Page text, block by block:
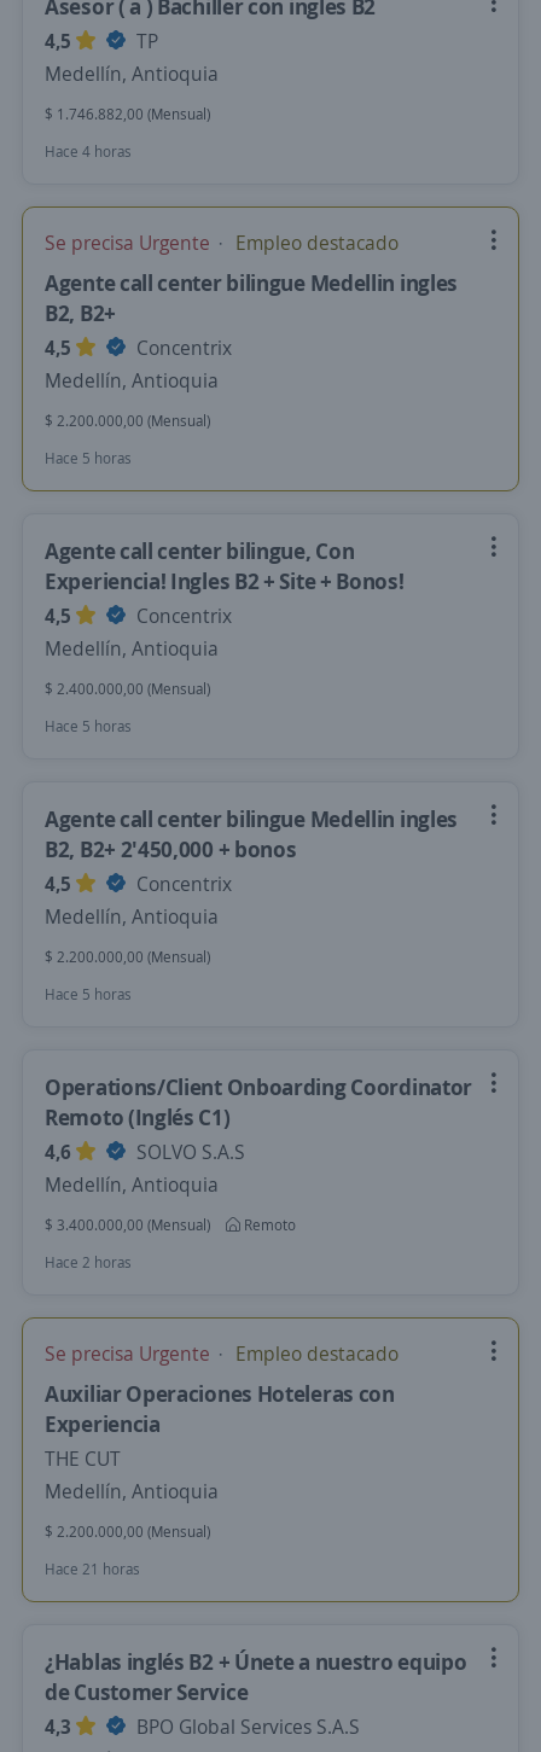
Asesor ( a ) Bachiller con ingles B2
4,5
TP
Medellín, Antioquia
$ 1.746.882,00 (Mensual)
Hace 4 horas
Se precisa Urgente Empleo destacado
Agente call center bilingue Medellin ingles
B2, B2+
4,5
Concentrix
Medellín, Antioquia
$ 2.200.000,00 (Mensual)
Hace 5 horas
Agente call center bilingue, Con
Experiencia! Ingles B2 + Site + Bonos!
4,5
Concentrix
Medellín, Antioquia
$ 2.400.000,00 (Mensual)
Hace 5 horas
Agente call center bilingue Medellin ingles
B2, B2+ 2'450,000 + bonos
4,5
Concentrix
Medellín, Antioquia
$ 2.200.000,00 (Mensual)
Hace 5 horas
Operations/Client Onboarding Coordinator
Remoto (Inglés C1)
4,6
SOLVO S.A.S
Medellín, Antioquia
$ 3.400.000,00 (Mensual)
Remoto
Hace 2 horas
Se precisa Urgente Empleo destacado
Auxiliar Operaciones Hoteleras con
Experiencia
THE CUT
Medellín, Antioquia
$ 2.200.000,00 (Mensual)
Hace 21 horas
¿Hablas inglés B2 + Únete a nuestro equipo
de Customer Service
4,3
BPO Global Services S.A.S